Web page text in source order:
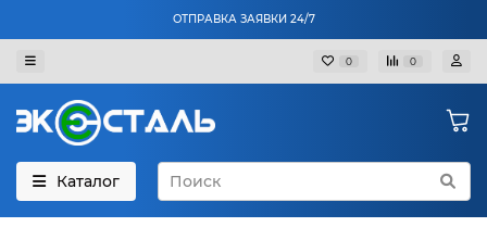
ОТПРАВКА ЗАЯВКИ 24/7
0 0
Каталог